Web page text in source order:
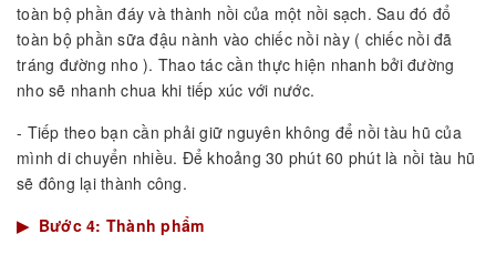
toàn bộ phần đáy và thành nồi của một nồi sạch. Sau đó đổ
toàn bộ phần sữa đậu nành vào chiếc nồi này ( chiếc nồi đã
tráng đường nho ). Thao tác cần thực hiện nhanh bởi đường
nho sẽ nhanh chua khi tiếp xúc với nước.
- Tiếp theo bạn cần phải giữ nguyên không để nồi tàu hũ của
mình di chuyển nhiều. Để khoảng 30 phút 60 phút là nồi tàu hũ
sẽ đông lại thành công.
▶ Bước 4: Thành phẩm